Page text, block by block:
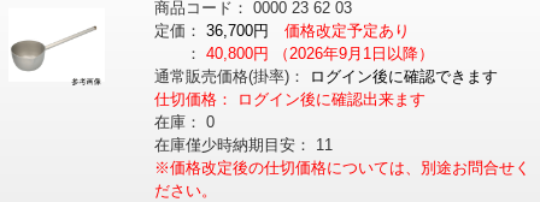
商品コード： 0000 23 62 03
定価： 36,700円
価格改定予定あり
： 40,800円
（2026年9月1日以降）
通常販売価格(掛率)：
ログイン後に確認できます
仕切価格：
ログイン後に確認出来ます
在庫： 0
在庫僅少時納期目安：
11
※価格改定後の仕切価格については、別途お問合せく
ださい。